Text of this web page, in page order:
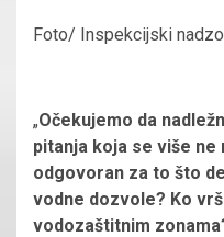
Foto/ Inspekcijski
„Očekujemo da
pitanja koja se više
odgovoran za to što
vodne dozvole? Ko
vodozaštitnim